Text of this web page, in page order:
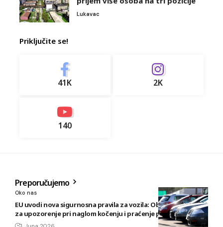
Lukavac
Priključite se!
41K 2K
140
Preporučujemo
Oko nas
EU uvodi nova sigurnosna pravila za vozila: Obavezni sistemi
za upozorenje pri naglom kočenju i praćenje pažnje vozača